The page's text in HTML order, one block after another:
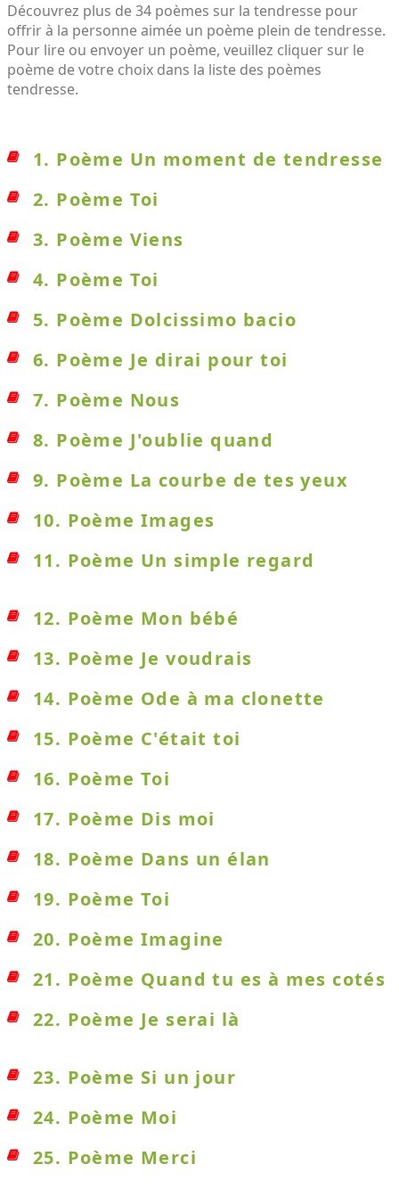
Découvrez plus de 34 poèmes sur la tendresse pour
offrir à la personne aimée un poème plein de tendresse.
Pour lire ou envoyer un poème, veuillez cliquer sur le
poème de votre choix dans la liste des poèmes
tendresse.
1. Poème Un moment de tendresse
2. Poème Toi
3. Poème Viens
4. Poème Toi
5. Poème Dolcissimo bacio
6. Poème Je dirai pour toi
7. Poème Nous
8. Poème J'oublie quand
9. Poème La courbe de tes yeux
10. Poème Images
11. Poème Un simple regard
12. Poème Mon bébé
13. Poème Je voudrais
14. Poème Ode à ma clonette
15. Poème C'était toi
16. Poème Toi
17. Poème Dis moi
18. Poème Dans un élan
19. Poème Toi
20. Poème Imagine
21. Poème Quand tu es à mes cotés
22. Poème Je serai là
23. Poème Si un jour
24. Poème Moi
25. Poème Merci